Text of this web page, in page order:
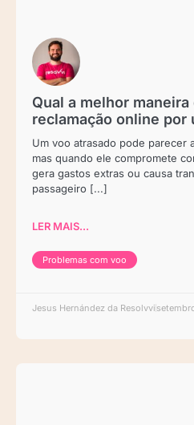
Qual a melhor
reclamação online por
Um voo atrasado pode parecer
mas quando ele compromete
gera gastos extras ou causa
passageiro [...]
LER MAIS...
Problemas com voo
Jesus Hernández da Resolvvi